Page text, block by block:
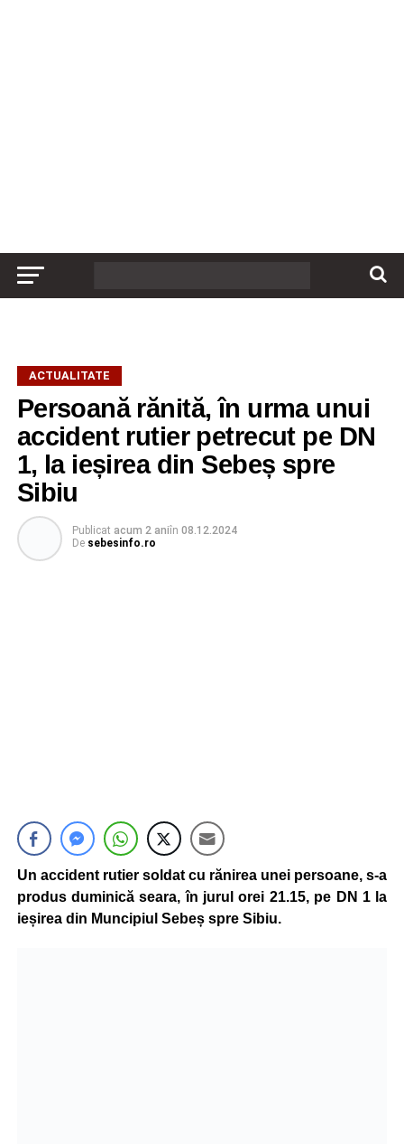
ACTUALITATE
Persoană rănită, în urma unui
accident rutier petrecut pe DN
1, la ieșirea din Sebeș spre
Sibiu
Publicat acum 2 aniîn 08.12.2024
De sebesinfo.ro
Un accident rutier soldat cu rănirea unei persoane, s-a
produs duminică seara, în jurul orei 21.15, pe DN 1 la
ieșirea din Muncipiul Sebeș spre Sibiu.